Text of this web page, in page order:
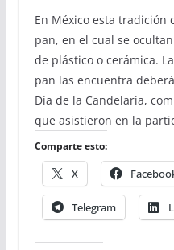
En México esta tradición
pan, en el cual se
de plástico o cerámica.
pan las encuentra
Día de la Candelaria,
que asistieron en la
Comparte esto:
X
Telegram